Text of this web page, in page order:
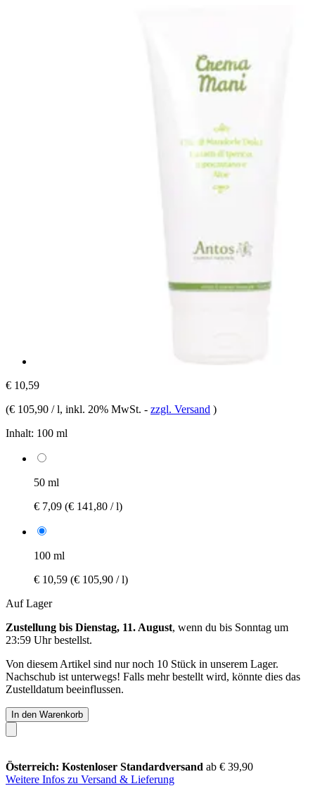
€ 10,59
(€ 105,90 / l, inkl. 20% MwSt. - zzgl. Versand )
Inhalt: 100 ml
50 ml
€ 7,09 (€ 141,80 / l)
100 ml
€ 10,59 (€ 105,90 / l)
Auf Lager
Zustellung bis Dienstag, 11. August, wenn du bis Sonntag um
23:59 Uhrbestellst.
Von diesem Artikel sind nur noch 10 Stück in unserem Lager.
Nachschub ist unterwegs! Falls mehr bestellt wird, könnte dies das
Zustelldatum beeinflussen.
In den Warenkorb
Österreich: Kostenloser Standardversand ab € 39,90
Weitere Infos zu Versand & Lieferung